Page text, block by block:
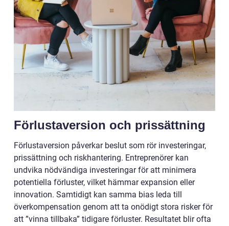
Förlustaversion och prissättning
Förlustaversion påverkar beslut som rör investeringar,
prissättning och riskhantering. Entreprenörer kan
undvika nödvändiga investeringar för att minimera
potentiella förluster, vilket hämmar expansion eller
innovation. Samtidigt kan samma bias leda till
överkompensation genom att ta onödigt stora risker för
att ”vinna tillbaka” tidigare förluster. Resultatet blir ofta